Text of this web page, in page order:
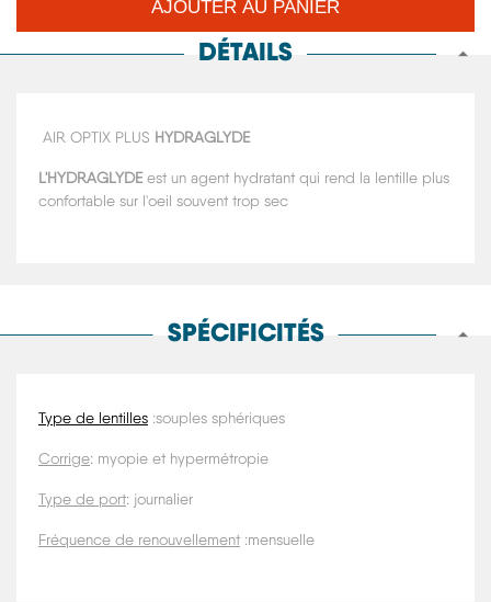
DÉTAILS
AIR OPTIX PLUS HYDRAGLYDE
L'HYDRAGLYDE est un agent hydratant qui rend la lentille plus
confortable sur l'oeil souvent trop sec
SPÉCIFICITÉS
Type de lentilles :souples sphériques
Corrige: myopie et hypermétropie
Type de port: journalier
Fréquence de renouvellement :mensuelle